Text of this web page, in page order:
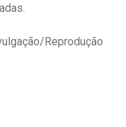
Reprodução